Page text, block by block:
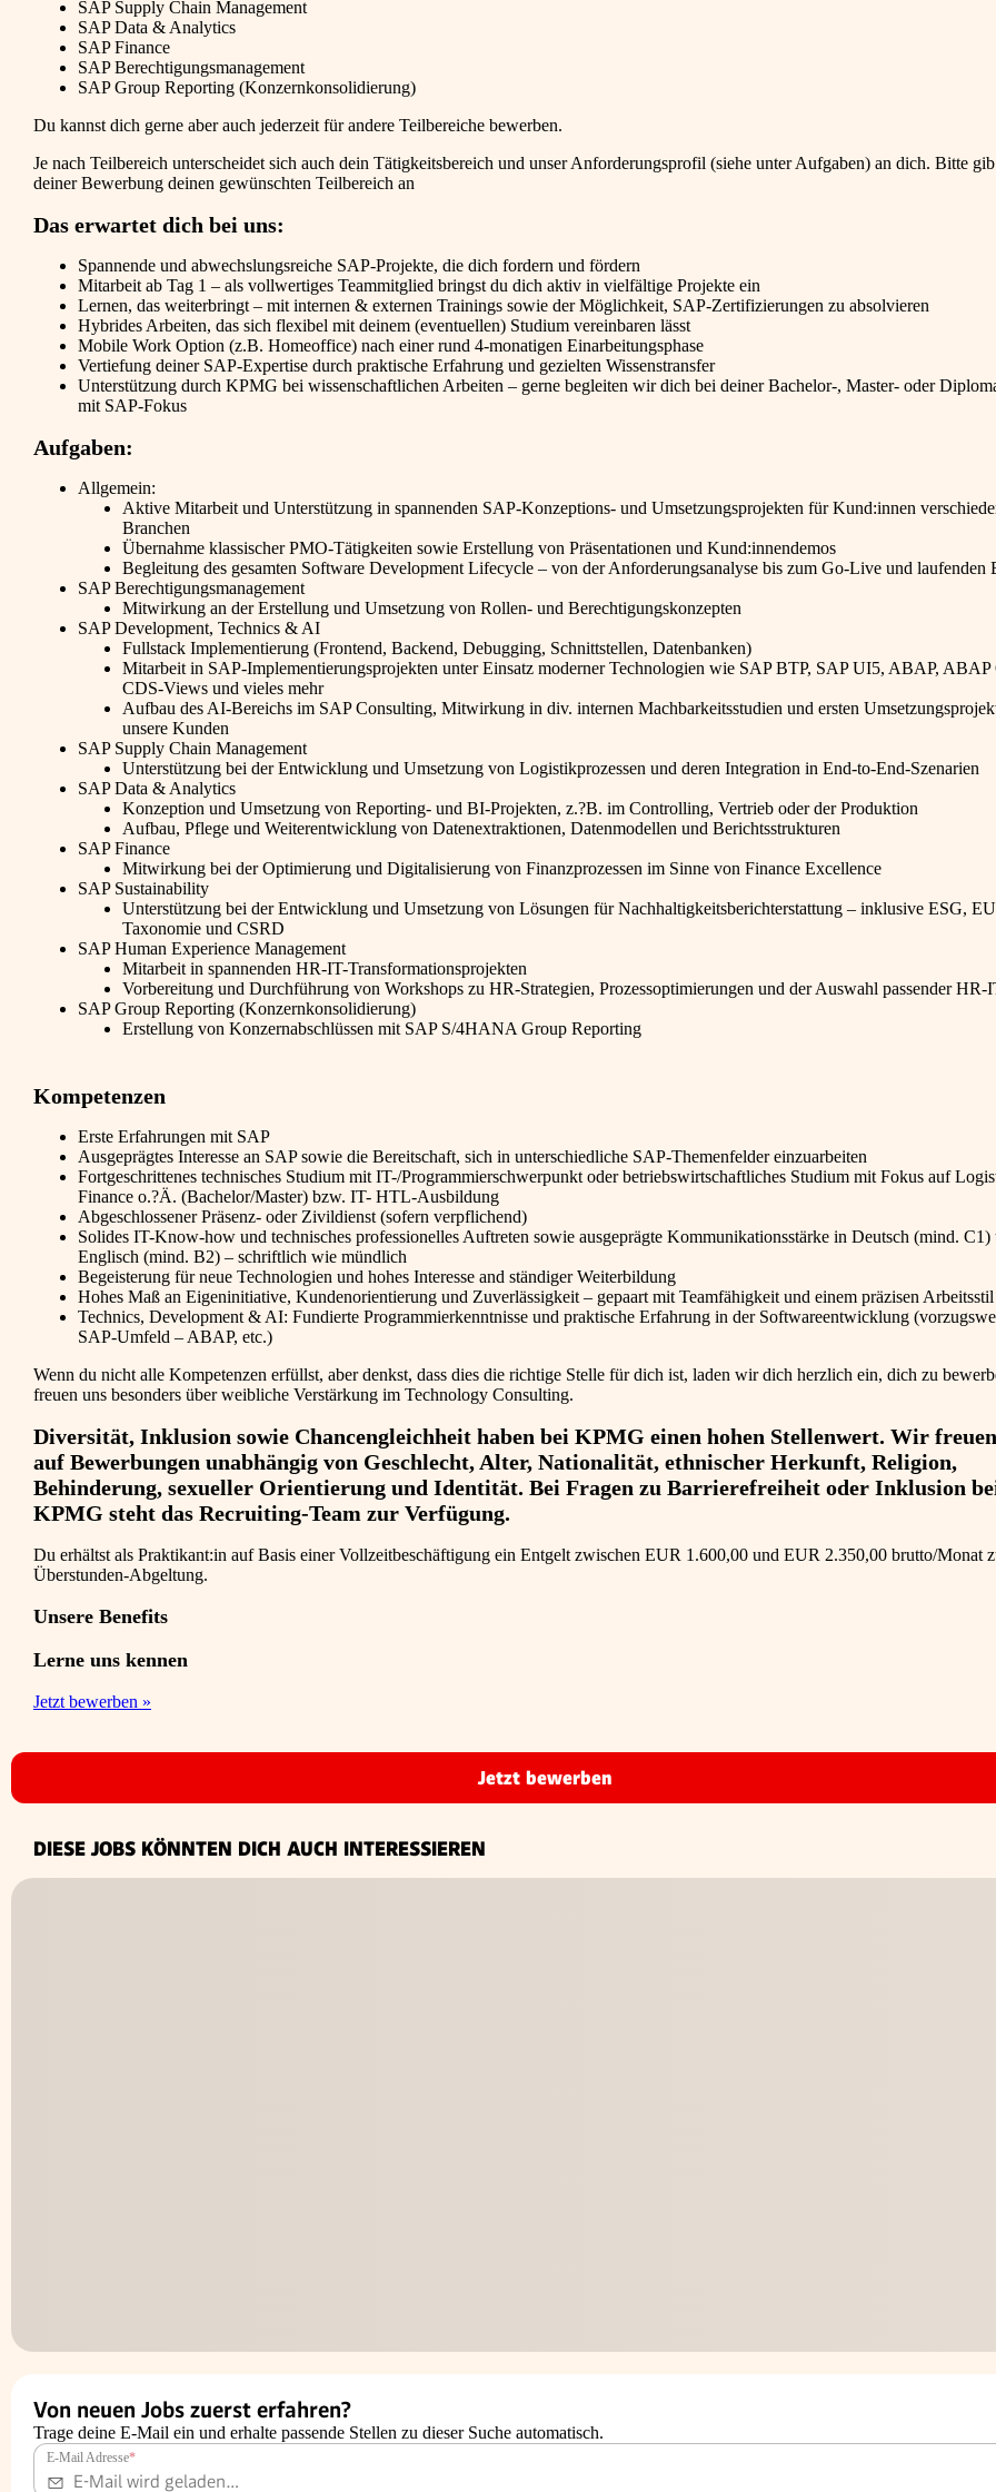
SAP Supply Chain Management
SAP Data & Analytics
SAP Finance
SAP Berechtigungsmanagement
SAP Group Reporting (Konzernkonsolidierung)
Du kannst dich gerne aber auch jederzeit für andere Teilbereiche bewerben.
Je nach Teilbereich unterscheidet sich auch dein Tätigkeitsbereich und unser Anforderungsprofil (siehe unter Aufgaben) an dich. Bitte
deiner Bewerbung deinen gewünschten Teilbereich an
Das erwartet dich bei uns:
Spannende und abwechslungsreiche SAP-Projekte, die dich fordern und fördern
Mitarbeit ab Tag 1 – als vollwertiges Teammitglied bringst du dich aktiv in vielfältige Projekte ein
Lernen, das weiterbringt – mit internen & externen Trainings sowie der Möglichkeit, SAP-Zertifizierungen zu absolvieren
Hybrides Arbeiten, das sich flexibel mit deinem (eventuellen) Studium vereinbaren lässt
Mobile Work Option (z.B. Homeoffice) nach einer rund 4-monatigen Einarbeitungsphase
Vertiefung deiner SAP-Expertise durch praktische Erfahrung und gezielten Wissenstransfer
Unterstützung durch KPMG bei wissenschaftlichen Arbeiten – gerne begleiten wir dich bei deiner Bachelor-, Master- oder
mit SAP-Fokus
Aufgaben:
Allgemein:
Aktive Mitarbeit und Unterstützung in spannenden SAP-Konzeptions- und Umsetzungsprojekten für Kund:innen
Branchen
Übernahme klassischer PMO-Tätigkeiten sowie Erstellung von Präsentationen und Kund:innendemos
Begleitung des gesamten Software Development Lifecycle – von der Anforderungsanalyse bis zum Go-Live und laufenden
SAP Berechtigungsmanagement
Mitwirkung an der Erstellung und Umsetzung von Rollen- und Berechtigungskonzepten
SAP Development, Technics & AI
Fullstack Implementierung (Frontend, Backend, Debugging, Schnittstellen, Datenbanken)
Mitarbeit in SAP-Implementierungsprojekten unter Einsatz moderner Technologien wie SAP BTP, SAP UI5, ABAP, ABAP
CDS-Views und vieles mehr
Aufbau des AI-Bereichs im SAP Consulting, Mitwirkung in div. internen Machbarkeitsstudien und ersten
unsere Kunden
SAP Supply Chain Management
Unterstützung bei der Entwicklung und Umsetzung von Logistikprozessen und deren Integration in End-to-End-Szenarien
SAP Data & Analytics
Konzeption und Umsetzung von Reporting- und BI-Projekten, z.?B. im Controlling, Vertrieb oder der Produktion
Aufbau, Pflege und Weiterentwicklung von Datenextraktionen, Datenmodellen und Berichtsstrukturen
SAP Finance
Mitwirkung bei der Optimierung und Digitalisierung von Finanzprozessen im Sinne von Finance Excellence
SAP Sustainability
Unterstützung bei der Entwicklung und Umsetzung von Lösungen für Nachhaltigkeitsberichterstattung – inklusive ESG,
Taxonomie und CSRD
SAP Human Experience Management
Mitarbeit in spannenden HR-IT-Transformationsprojekten
Vorbereitung und Durchführung von Workshops zu HR-Strategien, Prozessoptimierungen und der Auswahl passender HR-
SAP Group Reporting (Konzernkonsolidierung)
Erstellung von Konzernabschlüssen mit SAP S/4HANA Group Reporting
Kompetenzen
Erste Erfahrungen mit SAP
Ausgeprägtes Interesse an SAP sowie die Bereitschaft, sich in unterschiedliche SAP-Themenfelder einzuarbeiten
Fortgeschrittenes technisches Studium mit IT-/Programmierschwerpunkt oder betriebswirtschaftliches Studium mit Fokus auf
Finance o.?Ä. (Bachelor/Master) bzw. IT- HTL-Ausbildung
Abgeschlossener Präsenz- oder Zivildienst (sofern verpflichend)
Solides IT-Know-how und technisches professionelles Auftreten sowie ausgeprägte Kommunikationsstärke in Deutsch (mind. C1)
Englisch (mind. B2) – schriftlich wie mündlich
Begeisterung für neue Technologien und hohes Interesse and ständiger Weiterbildung
Hohes Maß an Eigeninitiative, Kundenorientierung und Zuverlässigkeit – gepaart mit Teamfähigkeit und einem präzisen Arbeitsstil
Technics, Development & AI: Fundierte Programmierkenntnisse und praktische Erfahrung in der Softwareentwicklung
SAP-Umfeld – ABAP, etc.)
Wenn du nicht alle Kompetenzen erfüllst, aber denkst, dass dies die richtige Stelle für dich ist, laden wir dich herzlich ein, dich zu
freuen uns besonders über weibliche Verstärkung im Technology Consulting.
Diversität, Inklusion sowie Chancengleichheit haben bei KPMG einen hohen Stellenwert. Wir
auf Bewerbungen unabhängig von Geschlecht, Alter, Nationalität, ethnischer Herkunft, Religion,
Behinderung, sexueller Orientierung und Identität. Bei Fragen zu Barrierefreiheit oder Inklusion
KPMG steht das Recruiting-Team zur Verfügung.
Du erhältst als Praktikant:in auf Basis einer Vollzeitbeschäftigung ein Entgelt zwischen EUR 1.600,00 und EUR 2.350,00 brutto/Monat
Überstunden-Abgeltung.
Unsere Benefits
Lerne uns kennen
Jetzt bewerben »
Jetzt bewerben
DIESE JOBS KÖNNTEN DICH AUCH INTERESSIEREN
Von neuen Jobs zuerst erfahren?
Trage deine E-Mail ein und erhalte passende Stellen zu dieser Suche automatisch.
E-Mail Adresse*